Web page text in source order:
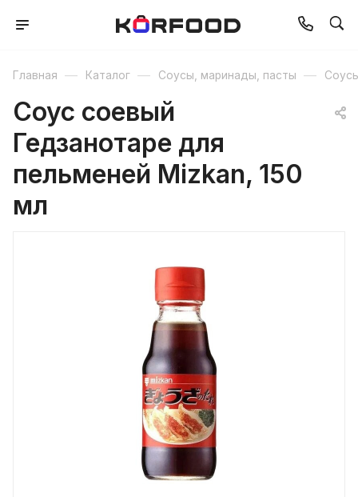
Главная — Каталог — Соусы, маринады, пасты —
Соус соевый
Гедзанотаре для
пельменей Mizkan, 150
мл